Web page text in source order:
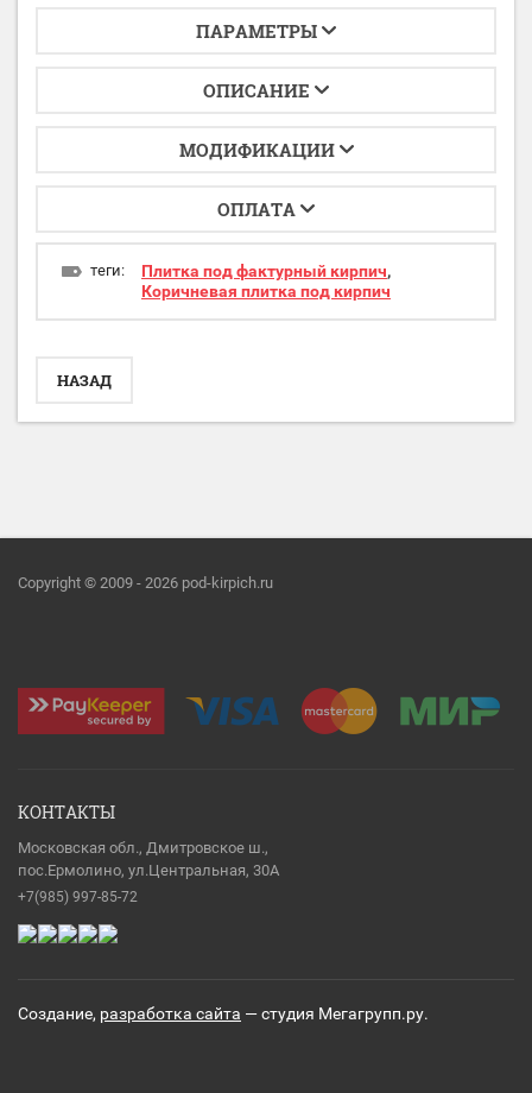
ПАРАМЕТРЫ
ОПИСАНИЕ
МОДИФИКАЦИИ
ОПЛАТА
теги: Плитка под фактурный кирпич,
Коричневая плитка под кирпич
НАЗАД
Copyright © 2009 - 2026 pod-kirpich.ru
КОНТАКТЫ
Московская обл., Дмитровское ш.,
пос.Ермолино, ул.Центральная, 30А
+7(985) 997-85-72
Создание, разработка сайта — студия Мегагрупп.ру.